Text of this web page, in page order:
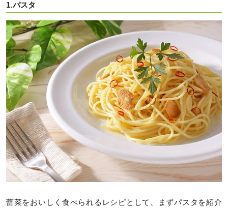
1.パスタ
蕾菜をおいしく食べられるレシピとして、まずパスタを紹介